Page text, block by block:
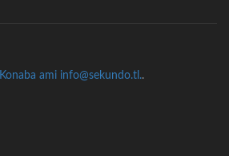
Konaba ami info@sekundo.tl..